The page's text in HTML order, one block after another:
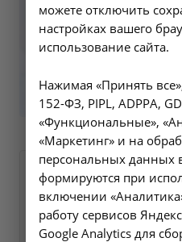
Пришлите нам
информацию и мы
ближайшее время
можете отключить
настройках вашего
использование сайта.
Нажимая «Принять
152-ФЗ, PIPL, ADPPA,
«Функциональные»,
«Маркетинг» и на
персональных данных
формируются при
включении
работу сервисов
Google Analytics для